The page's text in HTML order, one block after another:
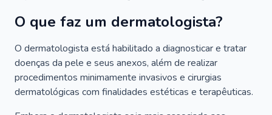
O que faz um dermatologista?
O dermatologista está habilitado a diagnosticar e tratar
doenças da pele e seus anexos, além de realizar
procedimentos minimamente invasivos e cirurgias
dermatológicas com finalidades estéticas e terapêuticas.